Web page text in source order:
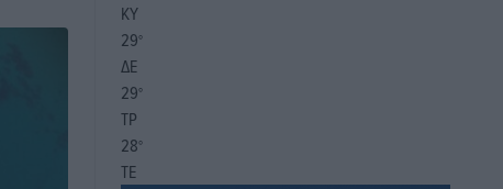
ΚΥ
29°
ΔΕ
29°
ΤΡ
28°
ΤΕ